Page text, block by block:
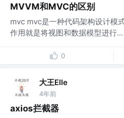
MVVM和MVC的区别
mvc mvc是一种代码架构设计模
作用就是将视图和数据模型进行...
0
大王Elle
4年前
axios拦截器